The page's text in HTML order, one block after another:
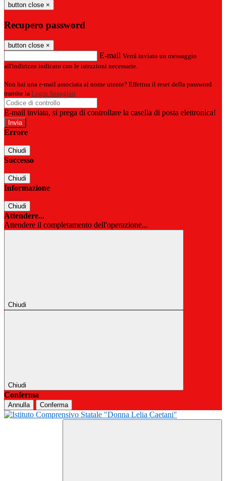
button close ×
Recupero password
button close ×
E-mail Verrà inviato un messaggio
all'indirizzo indicato con le istruzioni necessarie.
Non hai una e-mail associata al nome utente? Effettua il reset della password
tramite la Login Spaggiari
E-mail inviata, si prega di controllare la casella di posta elettronica!
Errore
Chiudi
Successo
Chiudi
Informazione
Chiudi
Attendere...
Attendere il completamento dell'operazione...
Chiudi
Chiudi
Conferma
Annulla Conferma